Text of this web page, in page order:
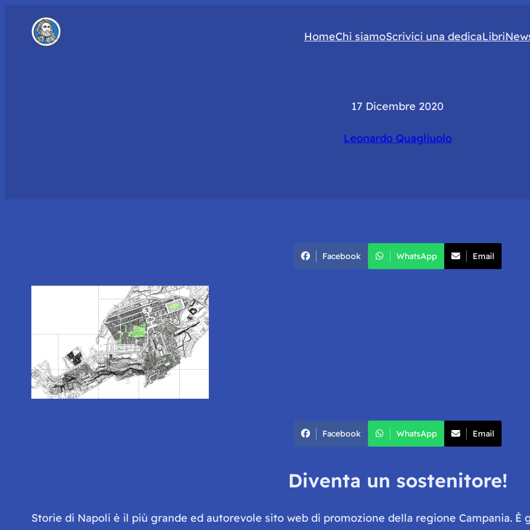
HomeChi siamoScrivici una dedicaLibri
17 Dicembre 2020
Leonardo Quagliuolo
Facebook WhatsApp Email
Facebook WhatsApp Email
Diventa un sostenitore!
Storie di Napoli è il più grande ed autorevole sito web di promozione della regione Campania.